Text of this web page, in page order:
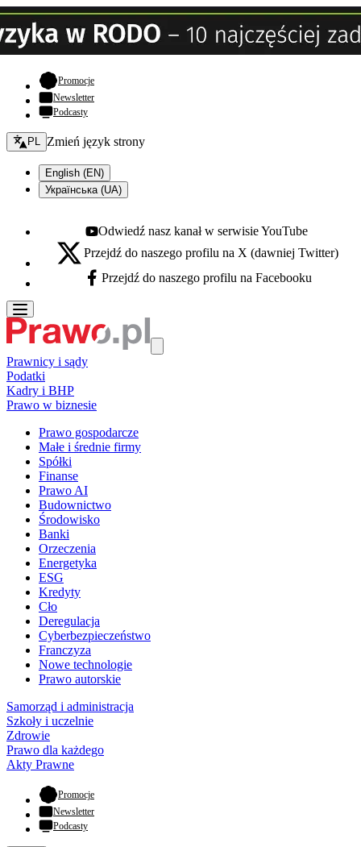
Promocje- otwiera się w nowej karcie
Newsletter
Podcasty
Zmień język - bieżący:
PL Zmień język strony
English (EN)
Українська (UA)
Youtube - otwiera się w nowej karcie
Odwiedź nasz kanał w serwisie YouTube
X - otwiera się w nowej karcie
Przejdź do naszego profilu na X (dawniej Twitter)
Facebook - otwiera się w nowej karcie
Przejdź do naszego profilu na Facebooku
Prawnicy i sądy
Podatki
Kadry i BHP
Prawo w biznesie
Prawo gospodarcze
Małe i średnie firmy
Spółki
Finanse
Prawo AI
Budownictwo
Środowisko
Banki
Orzeczenia
Energetyka
ESG
Kredyty
Cło
Deregulacja
Cyberbezpieczeństwo
Franczyza
Nowe technologie
Prawo autorskie
Samorząd i administracja
Szkoły i uczelnie
Zdrowie
Prawo dla każdego
Akty Prawne
Promocje- otwiera się w nowej karcie
Newsletter
Podcasty